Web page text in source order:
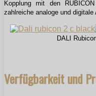
Kopplung mit den
zahlreiche analoge und digitale
DALI
Verfügbarkeit und